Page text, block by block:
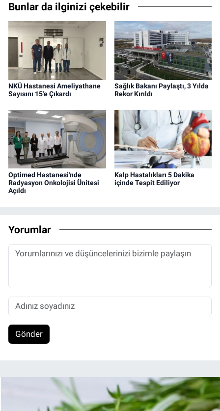
Bunlar da ilginizi çekebilir
NKÜ Hastanesi Ameliyathane
Sayısını 15'e Çıkardı
Sağlık Bakanı Paylaştı, 3 Yılda
Rekor Kırıldı
Optimed Hastanesi'nde
Radyasyon Onkolojisi Ünitesi
Açıldı
Kalp Hastalıkları 5 Dakika
içinde Tespit Ediliyor
Yorumlar
Gönder